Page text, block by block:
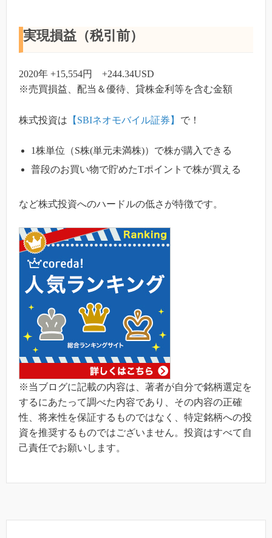
実現損益（税引前）
2020年 +15,554円 +244.34USD
※売買損益、配当＆優待、貸株金利等を含む金額
株式投資は 【SBIネオモバイル証券】 で！
1株単位（S株(単元未満株)）で株が購入できる
普段のお買い物で貯めたTポイントで株が買える
など株式投資へのハードルの低さが特徴です。
※当ブログに記載の内容は、著者が自分で銘柄選定を
するにあたって調べた内容であり、その内容の正確
性、将来性を保証するものではなく、特定銘柄への投
資を推奨するものではございません。投資はすべて自
己責任でお願いします。